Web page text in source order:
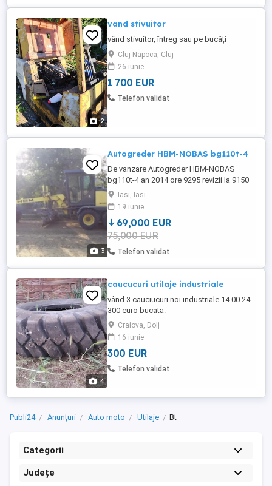
2
vand stivuitor
vând stivuitor, întreg sau pe bucăți
Cluj-Napoca, Cluj
26 iunie
1 700 EUR
Telefon validat
3
Autogreder HBM-NOBAS bg110t-4
De vanzare Autogreder HBM-NOBAS
bg110t-4 an 2014 ore 9295 revizii la 9150
ore functioneaza ireprosabil factura
fiscala cu tva. pretul afisat nu contine tva
Iasi, Iasi
19 iunie
69,000 EUR
75,000 EUR
Telefon validat
4
caucucuri utilaje industriale
vând 3 cauciucuri noi industriale 14.00 24
300 euro bucata.
Craiova, Dolj
16 iunie
300 EUR
Telefon validat
Publi24 Anunțuri Auto moto Utilaje Bt
Categorii
Județe